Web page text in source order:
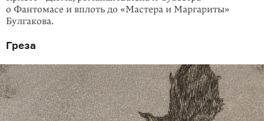
о Фантомасе и вплоть до «Мастера и Маргариты»
Булгакова.
Греза